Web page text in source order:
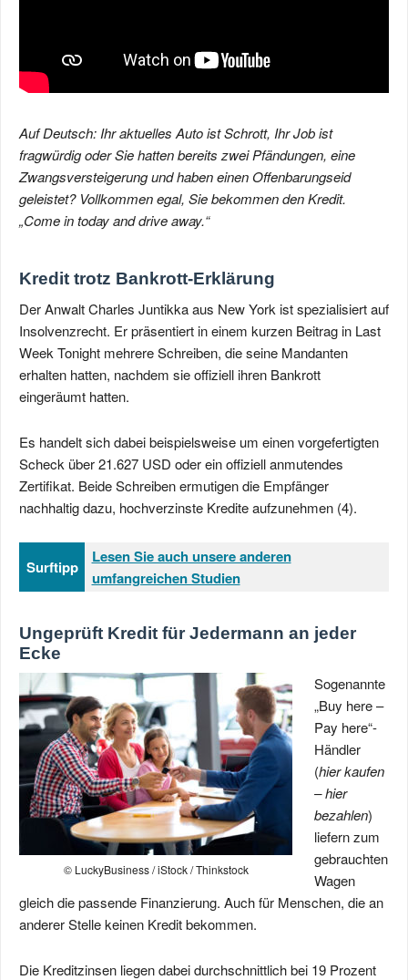
Auf Deutsch: Ihr aktuelles Auto ist Schrott, Ihr Job ist
fragwürdig oder Sie hatten bereits zwei Pfändungen, eine
Zwangsversteigerung und haben einen Offenbarungseid
geleistet? Vollkommen egal, Sie bekommen den Kredit.
„Come in today and drive away.“
Kredit trotz Bankrott-Erklärung
Der Anwalt Charles Juntikka aus New York ist spezialisiert auf
Insolvenzrecht. Er präsentiert in einem kurzen Beitrag in Last
Week Tonight mehrere Schreiben, die seine Mandanten
erhalten hatten, nachdem sie offiziell ihren Bankrott
eingeräumt hatten.
Es handelt sich dabei beispielsweise um einen vorgefertigten
Scheck über 21.627 USD oder ein offiziell anmutendes
Zertifikat. Beide Schreiben ermutigen die Empfänger
nachhaltig dazu, hochverzinste Kredite aufzunehmen (4).
Surftipp
Lesen Sie auch unsere anderen
umfangreichen Studien
Ungeprüft Kredit für Jedermann an jeder
Ecke
© LuckyBusiness / iStock / Thinkstock
Sogenannte
„Buy here –
Pay here“-
Händler
(hier kaufen
– hier
bezahlen)
liefern zum
gebrauchten
Wagen
gleich die passende Finanzierung. Auch für Menschen, die an
anderer Stelle keinen Kredit bekommen.
Die Kreditzinsen liegen dabei durchschnittlich bei 19 Prozent